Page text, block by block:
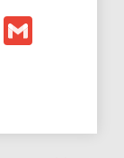
Blogger